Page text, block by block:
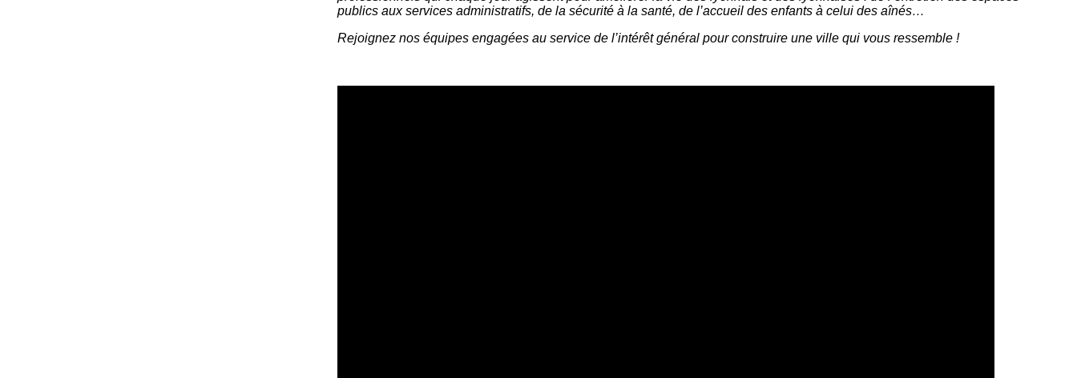
publics aux services administratifs, de la sécurité à la santé, de l’accueil des enfants à celui des aînés…
Rejoignez nos équipes engagées au service de l’intérêt général pour construire une ville qui vous ressemble !